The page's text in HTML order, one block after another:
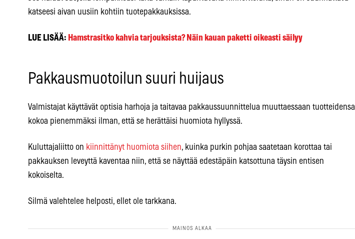
katseesi aivan uusiin kohtiin tuotepakkauksissa.
LUE LISÄÄ: Hamstrasitko kahvia tarjouksista? Näin kauan paketti oikeasti säilyy
Pakkausmuotoilun suuri huijaus
Valmistajat käyttävät optisia harhoja ja taitavaa pakkaussuunnittelua muuttaessaan tuotteidensa
kokoa pienemmäksi ilman, että se herättäisi huomiota hyllyssä.
Kuluttajaliitto on kiinnittänyt huomiota siihen, kuinka purkin pohjaa saatetaan korottaa tai
pakkauksen leveyttä kaventaa niin, että se näyttää edestäpäin katsottuna täysin entisen
kokoiselta.
Silmä valehtelee helposti, ellet ole tarkkana.